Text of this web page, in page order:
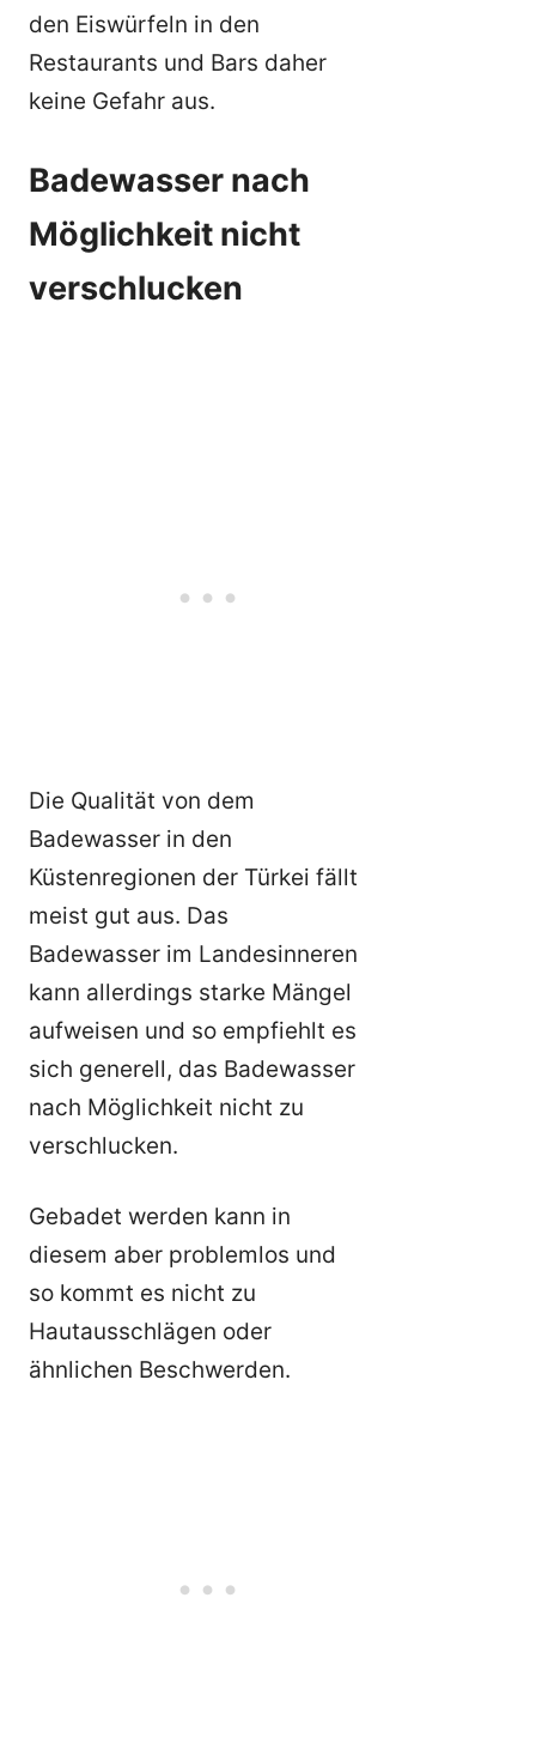
den Eiswürfeln in den
Restaurants und Bars daher
keine Gefahr aus.
Badewasser nach
Möglichkeit nicht
verschlucken
Die Qualität von dem
Badewasser in den
Küstenregionen der Türkei fällt
meist gut aus. Das
Badewasser im Landesinneren
kann allerdings starke Mängel
aufweisen und so empfiehlt es
sich generell, das Badewasser
nach Möglichkeit nicht zu
verschlucken.
Gebadet werden kann in
diesem aber problemlos und
so kommt es nicht zu
Hautausschlägen oder
ähnlichen Beschwerden.